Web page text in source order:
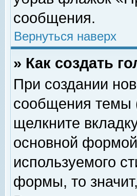
сообщения.
Вернуться наверх
» Как создать
При создании
сообщения темы
щелкните
основной
используемого
формы, то